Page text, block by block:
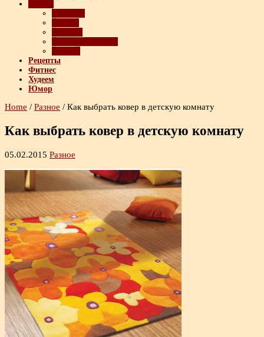
Рецепты
Фитнес
Худеем
Юмор
Home / Разное / Как выбрать ковер в детскую комнату
Как выбрать ковер в детскую комнату
05.02.2015 Разное